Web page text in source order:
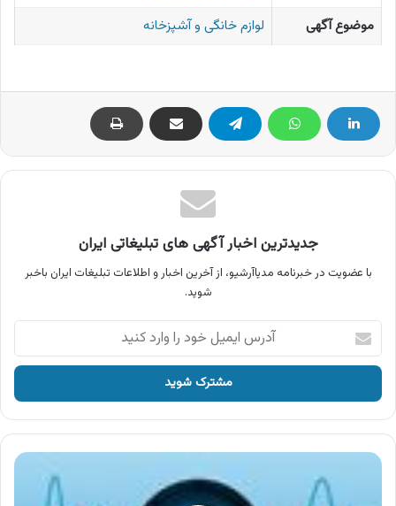
موضوع آگهی
لوازم خانگی و آشپزخانه
جدیدترین اخبار آگهی های تبلیغاتی ایران
با عضویت در خبرنامه مدیاآرشیو، از آخرین اخبار و اطلاعات تبلیغات ایران باخبر
شوید.
آدرس
ایمیل
خود
وارد
کنید
آگهی